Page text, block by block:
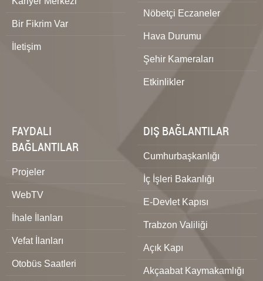
Bir Fikrim Var
İletişim
Nöbetçi Eczaneler
Hava Durumu
Şehir Kameraları
Etkinlikler
FAYDALI
BAĞLANTILAR
Projeler
WebTV
İhale İlanları
Vefat İlanları
Otobüs Saatleri
DIŞ BAĞLANTILAR
Cumhurbaşkanlığı
İç İşleri Bakanlığı
E-Devlet Kapısı
Trabzon Valiliği
Açık Kapı
Akçaabat Kaymakamlığı